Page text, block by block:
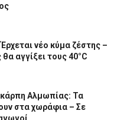
νέο κύμα ζέστης –
αγγίξει τους 40°C
Αλμωπίας: Τα
στα χωράφια – Σε